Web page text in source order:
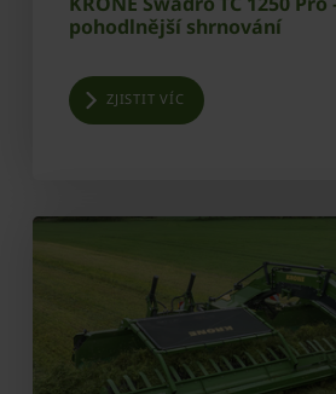
pohodlnější shrnování
ZJISTIT VÍC